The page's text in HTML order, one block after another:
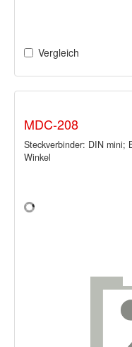
Vergleich
MDC-208
Steckverbinder: DIN mini;
Winkel